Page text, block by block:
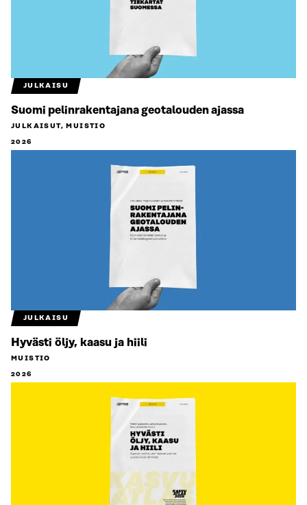
JULKAISU
Suomi pelinrakentajana geotalouden ajassa
JULKAISUT, MUISTIO
2026
JULKAISU
Hyvästi öljy, kaasu ja hiili
MUISTIO
2026